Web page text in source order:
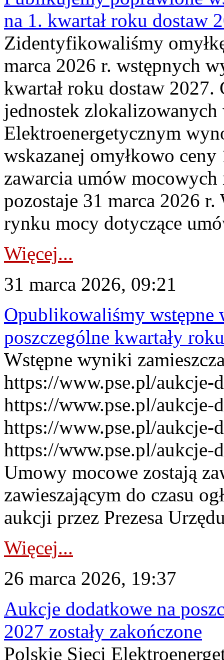
na 1. kwartał roku dostaw
Zidentyfikowaliśmy
marca 2026 r. wstępnych
kwartał roku dostaw
jednostek
Elektroenergetycznym
wskazanej omyłkowo
zawarcia umów
pozostaje 31 marca 2026
rynku mocy dotyczące
Więcej...
31 marca 2026, 09:21
Opublikowaliśmy
poszczególne kwartały
Wstępne wyniki
https://www.pse.pl/aukcje-
https://www.pse.pl/aukcje-
https://www.pse.pl/aukcje-
https://www.pse.pl/aukcje-
Umowy mocowe zostają
zawieszającym do czasu
aukcji przez Prezesa
Więcej...
26 marca 2026, 19:37
Aukcje dodatkowe na
2027 zostały zakończone
Polskie Sieci